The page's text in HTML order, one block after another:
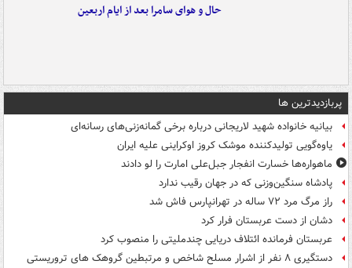
حال و هوای سامرا بعد از ایام اربعین
پربازدیدترین ها
بیانیه خانواده شهید لاریجانی درباره برخی گمانه‌زنی‌های رسانه‌ای
یاوه‌گویی تولیدکننده موشک کروز اوکراینی علیه ایران
ماهواره‌ها خسارت انفجار جبل‌علی امارت را لو دادند
پادشاه سنگین‌وزنی که در جهان رقیب ندارد
راز مرگ مرد ۷۲ ساله در تهرانپارس فاش شد
دشان از دست عربستان فرار کرد
عربستان فرمانده ائتلاف دریایی چندملیتی را منصوب کرد
دستگیری ۸ نفر از اشرار مسلح شاخص و مرتبطین گروهک های تروریستی